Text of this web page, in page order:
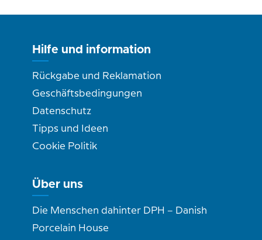
Hilfe und information
Rückgabe und Reklamation
Geschäftsbedingungen
Datenschutz
Tipps und Ideen
Cookie Politik
Über uns
Die Menschen dahinter DPH – Danish
Porcelain House